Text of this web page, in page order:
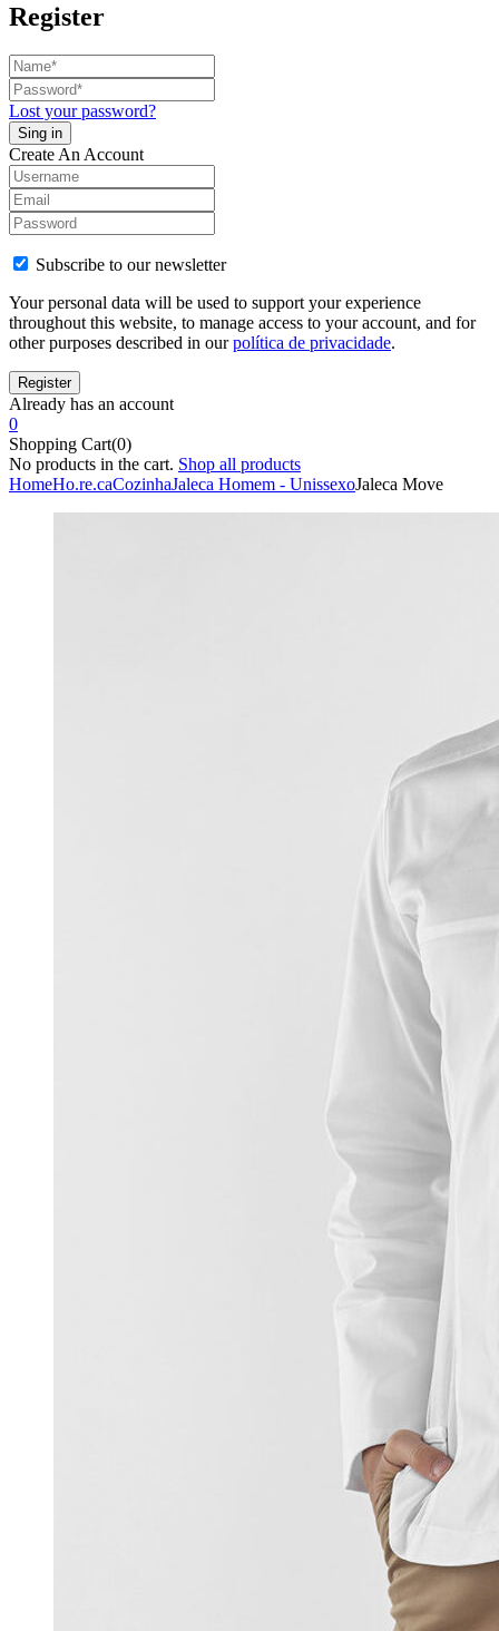
Register
Lost your password?
Create An Account
Subscribe to our newsletter
Your personal data will be used to support your experience
throughout this website, to manage access to your account, and for
other purposes described in ourpolítica de privacidade.
Already has an account
0
Shopping Cart(0)
No products in the cart. Shop all products
HomeHo.re.caCozinhaJaleca Homem - UnissexoJaleca Move